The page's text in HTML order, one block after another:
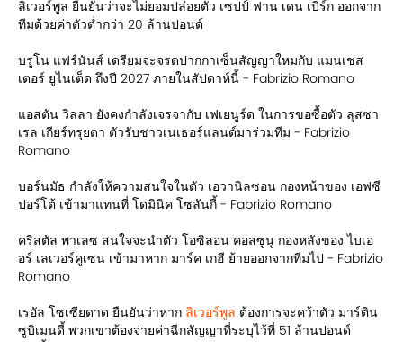
ลิเวอร์พูล ยืนยันว่าจะไม่ยอมปล่อยตัว เซปป์ ฟาน เดน เบิร์ก ออกจาก
ทีมด้วยค่าตัวต่ำกว่า 20 ล้านปอนด์
บรูโน แฟร์นันส์ เดรียมจะจรดปากกาเซ็นสัญญาใหมกับ แมนเชส
เตอร์ ยูไนเต็ด ถึงปี 2027 ภายในสัปดาห์นี้ - Fabrizio Romano
แอสตัน วิลลา ยังคงกำลังเจรจากับ เฟเยนูร์ด ในการขอซื้อตัว ลุสซา
เรล เกียร์ทรุยดา ตัวรับชาวเนเธอร์แลนด์มาร่วมทีม - Fabrizio
Romano
บอร์นมัธ กำลังให้ความสนใจในตัว เอวานิลซอน กองหน้าของ เอฟซี
ปอร์โต้ เข้ามาแทนที่ โดมินิค โซลันกี้ - Fabrizio Romano
คริสตัล พาเลซ สนใจจะนำตัว โอซิลอน คอสซูนู กองหลังของ ไบเอ
อร์ เลเวอร์คูเซน เข้ามาหาก มาร์ค เกฮี ย้ายออกจากทีมไป - Fabrizio
Romano
เรอัล โซเซียดาด ยืนยันว่าหาก ลิเวอร์พูล ต้องการจะคว้าตัว มาร์ติน
ซูบิเมนดี้ พวกเขาต้องจ่ายค่าฉีกสัญญาที่ระบุไว้ที่ 51 ล้านปอนด์